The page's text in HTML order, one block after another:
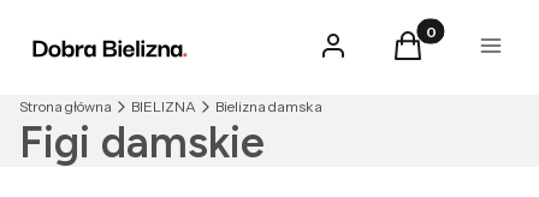
Zaloguj sięProdukty w
Koszyk Menu
Strona główna BIELIZNA Bielizna damska
Figi damskie